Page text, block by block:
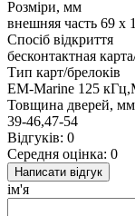
Розміри, мм
внешняя часть 69 х
Спосіб відкриття
бесконтактная
Тип карт/брелоків
EM-Marine 125
Товщина дверей, мм
39-46,47-54
Відгуків: 0
Середня оцінка: 0
Написати відгук
ім'я